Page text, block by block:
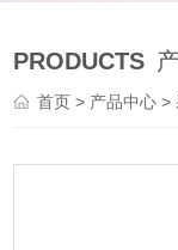
PRODUCTS
首页> 产品中心 >